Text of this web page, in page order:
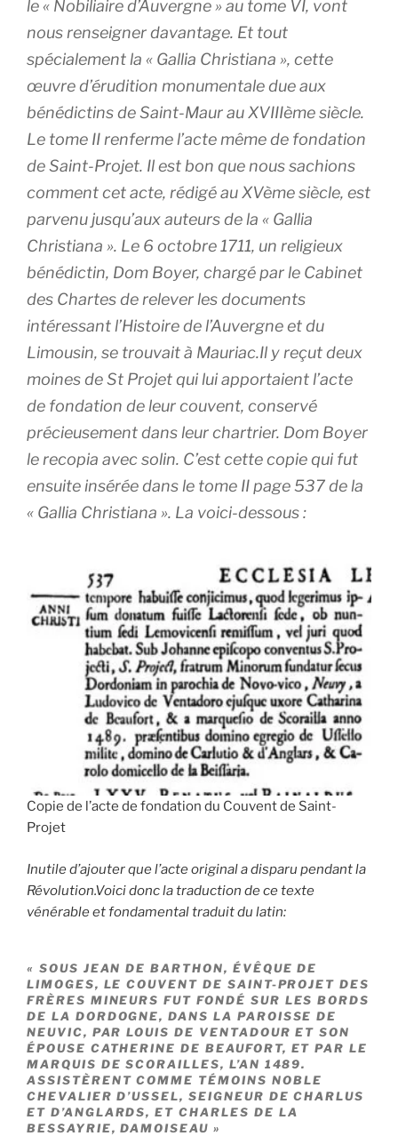
le « Nobiliaire d’Auvergne » au tome VI, vont
nous renseigner davantage. Et tout
spécialement la « Gallia Christiana », cette
œuvre d’érudition monumentale due aux
bénédictins de Saint-Maur au XVIIIème siècle.
Le tome II renferme l’acte même de fondation
de Saint-Projet. Il est bon que nous sachions
comment cet acte, rédigé au XVème siècle, est
parvenu jusqu’aux auteurs de la « Gallia
Christiana ». Le 6 octobre 1711, un religieux
bénédictin, Dom Boyer, chargé par le Cabinet
des Chartes de relever les documents
intéressant l’Histoire de l’Auvergne et du
Limousin, se trouvait à Mauriac.Il y reçut deux
moines de St Projet qui lui apportaient l’acte
de fondation de leur couvent, conservé
précieusement dans leur chartrier. Dom Boyer
le recopia avec solin. C’est cette copie qui fut
ensuite insérée dans le tome II page 537 de la
« Gallia Christiana ». La voici-dessous :
Copie de l’acte de fondation du Couvent de Saint-
Projet
Inutile d’ajouter que l’acte original a disparu pendant la
Révolution.Voici donc la traduction de ce texte
vénérable et fondamental traduit du latin:
« SOUS JEAN DE BARTHON, ÉVÊQUE DE
LIMOGES, LE COUVENT DE SAINT-PROJET DES
FRÈRES MINEURS FUT FONDÉ SUR LES BORDS
DE LA DORDOGNE, DANS LA PAROISSE DE
NEUVIC, PAR LOUIS DE VENTADOUR ET SON
ÉPOUSE CATHERINE DE BEAUFORT, ET PAR LE
MARQUIS DE SCORAILLES, L’AN 1489.
ASSISTÈRENT COMME TÉMOINS NOBLE
CHEVALIER D’USSEL, SEIGNEUR DE CHARLUS
ET D’ANGLARDS, ET CHARLES DE LA
BESSAYRIE, DAMOISEAU »